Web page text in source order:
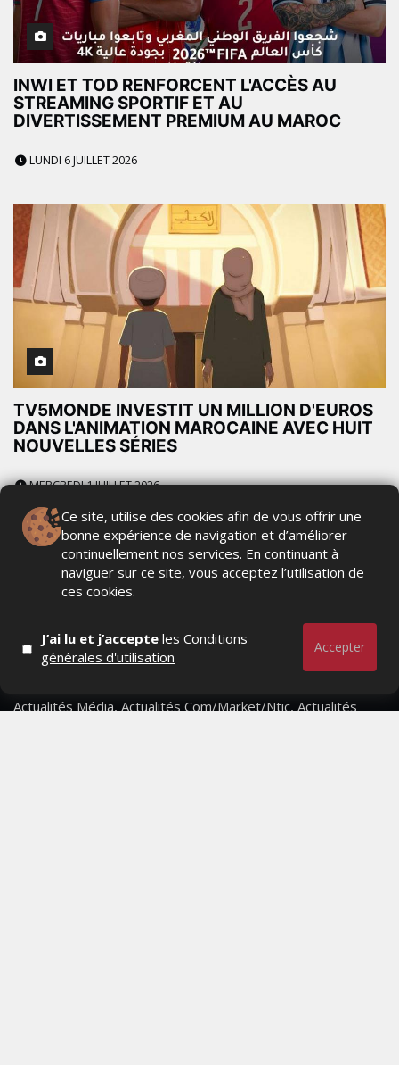
INWI ET TOD RENFORCENT L'ACCÈS AU
STREAMING SPORTIF ET AU
DIVERTISSEMENT PREMIUM AU MAROC
LUNDI 6 JUILLET 2026
TV5MONDE INVESTIT UN MILLION D'EUROS
DANS L'ANIMATION MAROCAINE AVEC HUIT
NOUVELLES SÉRIES
MERCREDI 1 JUILLET 2026
Ce site, utilise des cookies afin de vous offrir une
bonne expérience de navigation et d’améliorer
continuellement nos services. En continuant à
naviguer sur ce site, vous acceptez l’utilisation de
ces cookies.
J’ai lu et j’accepteles Conditions
générales d'utilisation
Accepter
Actualités Média, Actualités Com/Market/Ntic, Actualités